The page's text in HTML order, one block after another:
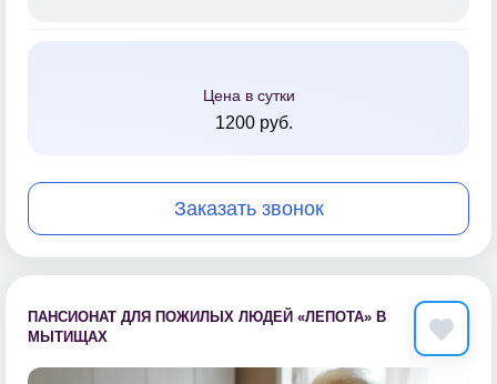
Цена в сутки
1200 руб.
Заказать звонок
ПАНСИОНАТ ДЛЯ ПОЖИЛЫХ ЛЮДЕЙ «ЛЕПОТА» В
МЫТИЩАХ